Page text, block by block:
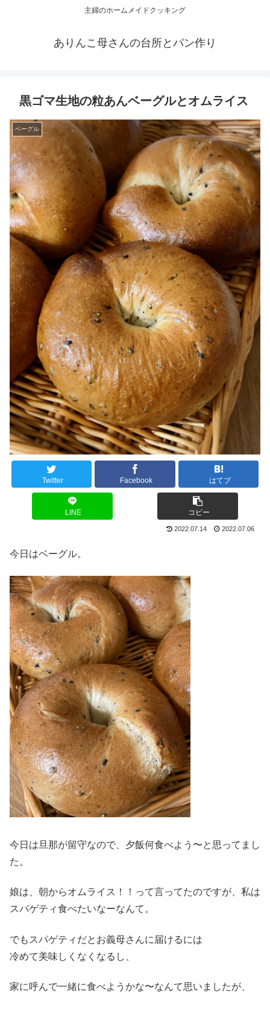
主婦のホームメイドクッキング
ありんこ母さんの台所とパン作り
黒ゴマ生地の粒あんベーグルとオムライス
ベーグル
Twitter Facebook はてブ
LINE コピー
2022.07.14 2022.07.06
今日はベーグル。
今日は旦那が留守なので、夕飯何食べよう〜と思ってまし
た。
娘は、朝からオムライス！！って言ってたのですが、私は
スパゲティ食べたいなーなんて。
でもスパゲティだとお義母さんに届けるには
冷めて美味しくなくなるし、
家に呼んで一緒に食べようかな〜なんて思いましたが、